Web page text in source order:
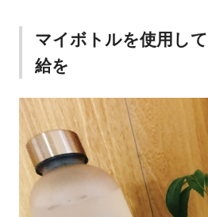
マイボトルを使用し
給を